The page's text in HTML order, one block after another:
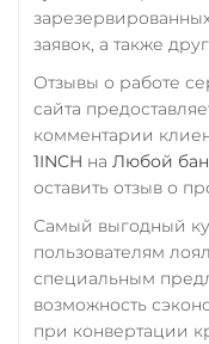
USD Coin
ERC20 BEP20
SOL
Polygon
CRONOS
ARB
OP
BASE
RONIN
Utopia USD
VeChain (VET)
WAVES
Wrapped
ERC20 AVAXC
заявок, а также
Отзывы о работе
сайта
комментарии
1INCH на Любой
оставить отзыв о
Самый выгодный
пользователям
специальным
возможность
при конвертации